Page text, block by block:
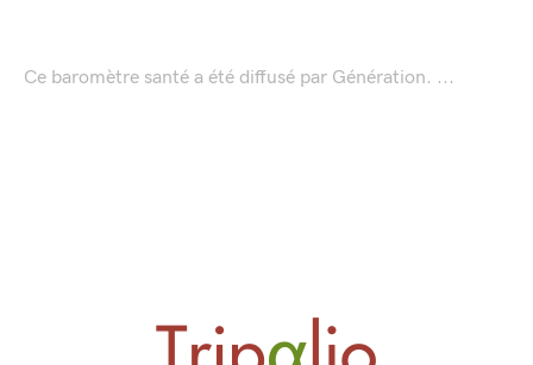
Ce baromètre santé a été diffusé par Génération. ...